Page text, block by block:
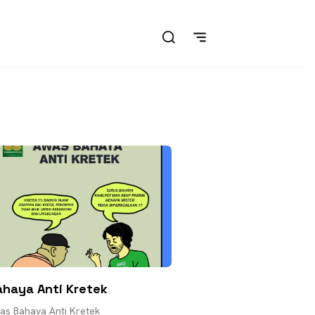
Anti Kretek
Bahaya Anti Kretek